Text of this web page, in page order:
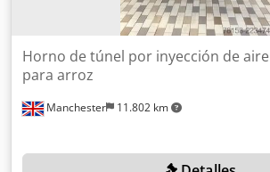
Manchester 11.802 km
Horno de túnel por inyección de aire
para arroz